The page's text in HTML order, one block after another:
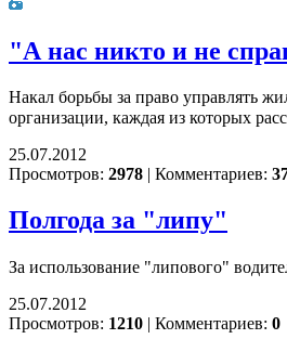
"А нас никто и не
Накал борьбы за право управлять
организации, каждая из которых
25.07.2012
Просмотров: 2978 | Комментариев:
Полгода за "липу"
За использование "липового"
25.07.2012
Просмотров: 1210 | Комментариев: 0